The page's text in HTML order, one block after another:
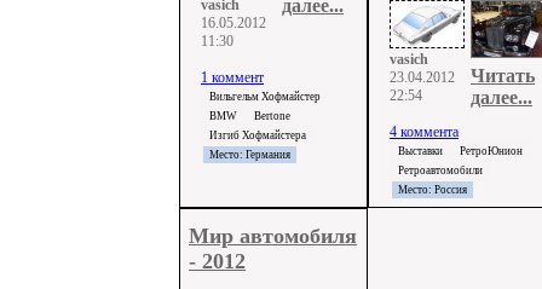
vasich
16.05.2012
11:30
1 коммент
далее...
Вильгельм Хофмайстер
BMW
Bertone
Изгиб Хофмайстера
Место: Германия
vasich
23.04.2012
22:54
4 коммента
Читать
далее...
Выставки
РетроЮнион
Ретроавтомобили
Место: Россия
Мир автомобиля
- 2012